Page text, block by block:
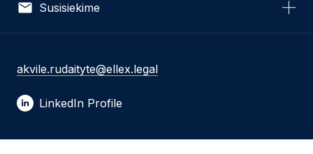
Susisiekime
El. pašto adresas *
akvile.rudaityte@ellex.legal
LinkedIn Profile